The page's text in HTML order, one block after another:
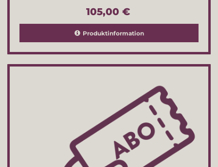
105,00 €
Produktinformation